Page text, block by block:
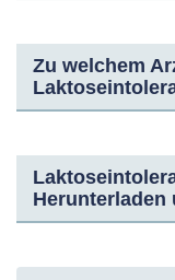
Zu welchem
Herunterladen